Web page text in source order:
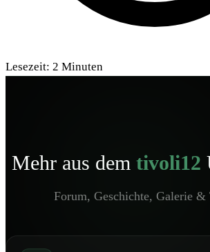
Lesezeit: 2 Minuten
Mehr aus dem tivoli12
Forum, Geschichte, Galerie &